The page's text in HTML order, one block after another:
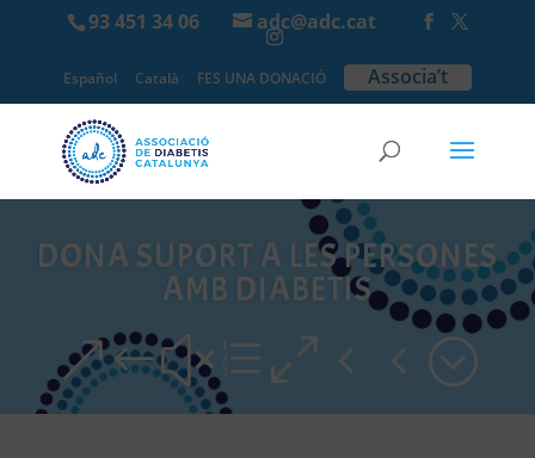
93 451 34 06 adc@adc.cat
Español Català FES UNA DONACIÓ Associa’t
DONA SUPORT A LES PERSONES
AMB DIABETIS
&#xe044;